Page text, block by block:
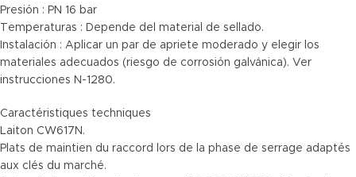
Presión : PN 16 bar
Temperaturas : Depende del material de sellado.
Instalación : Aplicar un par de apriete moderado y elegir los
materiales adecuados (riesgo de corrosión galvánica). Ver
instrucciones N-1280.
Caractéristiques techniques
Laiton CW617N.
Plats de maintien du raccord lors de la phase de serrage adaptés
aux clés du marché.